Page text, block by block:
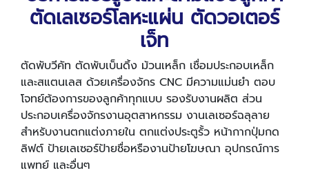
ตัดเลเซอร์โลหะแผ่น ตัดวอเตอร์
เจ็ท
ตัดพับวีคัท ตัดพับเบ็นดิ้ง ม้วนเหล็ก เชื่อมประกอบเหล็ก
และสแตนเลส ด้วยเครื่องจักร CNC มีความแม่นยำ ตอบ
โจทย์ต้องการของลูกค้าทุกแบบ รองรับงานผลิต ส่วน
ประกอบเครื่องจักรงานอุตสาหกรรม งานเลเซอร์ฉลุลาย
สำหรับงานตกแต่งภายใน ตกแต่งประตูรั้ว หน้ากากปุ่มกด
ลิฟต์ ป้ายเลเซอร์ป้ายชื่อหรืองานป้ายโฆษณา อุปกรณ์การ
แพทย์ และอื่นๆ